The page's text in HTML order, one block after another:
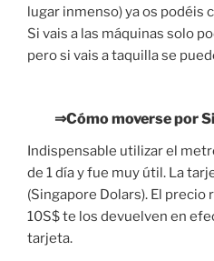
lugar inmenso) ya os podéis
Si vais a las máquinas solo
pero si vais a taquilla se
⇒Cómo moverse por
Indispensable utilizar el
de 1 día y fue muy útil. La
(Singapore Dolars). El precio
10S$ te los devuelven en
tarjeta.